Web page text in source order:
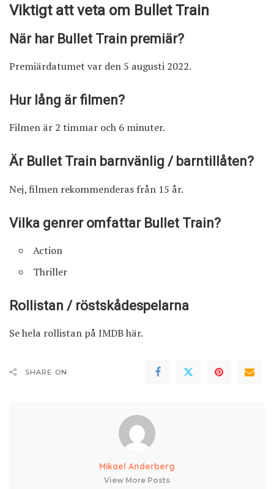
Viktigt att veta om Bullet Train
När har Bullet Train premiär?
Premiärdatumet var den 5 augusti 2022.
Hur lång är filmen?
Filmen är 2 timmar och 6 minuter.
Är Bullet Train barnvänlig / barntillåten?
Nej, filmen rekommenderas från 15 år.
Vilka genrer omfattar Bullet Train?
Action
Thriller
Rollistan / röstskådespelarna
Se hela rollistan på IMDBhär.
SHARE ON
Mikael Anderberg
View More Posts